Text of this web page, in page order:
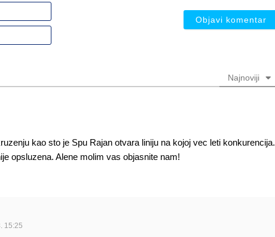
Ime
ili
nadimak
Email
(nije
Najnoviji
kao sto je Spu Rajan otvara liniju na kojoj vec leti konkurencija.
opsluzena. Alene molim vas objasnite nam!
15:25